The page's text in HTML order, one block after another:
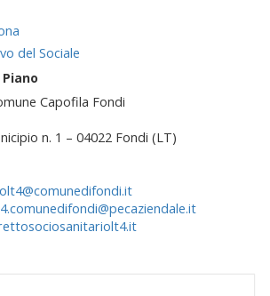
del Sociale
Capofila Fondi
n. 1 – 04022 Fondi (LT)